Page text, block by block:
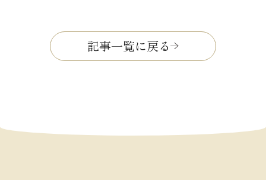
記事一覧に戻る